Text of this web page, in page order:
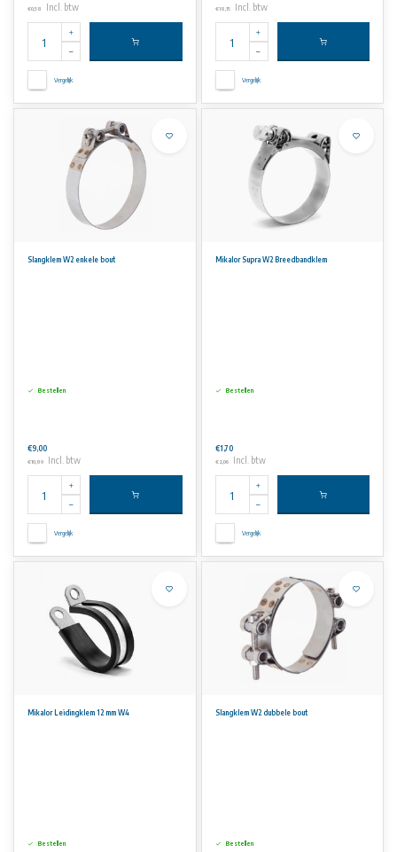
€0,58 Incl. btw
Vergelijk
€18,15 Incl. btw
Vergelijk
Slangklem W2 enkele bout
Bestellen
€9,00
€10,89 Incl. btw
Vergelijk
Mikalor Supra W2 Breedbandklem
Bestellen
€1,70
€2,06 Incl. btw
Vergelijk
Mikalor Leidingklem 12 mm W4
Bestellen
Slangklem W2 dubbele bout
Bestellen